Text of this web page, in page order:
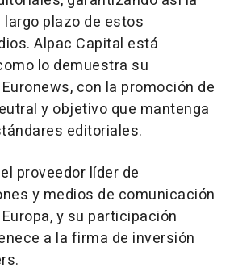
plazo de estos
Alpac Capital está
lo demuestra su
con la promoción de
y objetivo que mantenga
editoriales.
proveedor líder de
y medios de comunicación
y su participación
a la firma de inversión